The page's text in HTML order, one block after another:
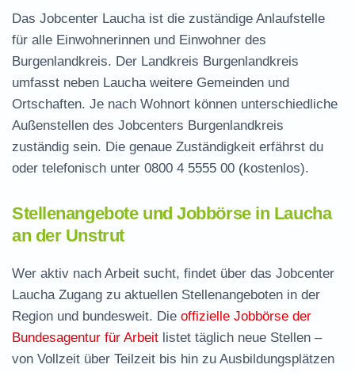
Das Jobcenter Laucha ist die zuständige Anlaufstelle
für alle Einwohnerinnen und Einwohner des
Burgenlandkreis. Der Landkreis Burgenlandkreis
umfasst neben Laucha weitere Gemeinden und
Ortschaften. Je nach Wohnort können unterschiedliche
Außenstellen des Jobcenters Burgenlandkreis
zuständig sein. Die genaue Zuständigkeit erfährst du
oder telefonisch unter 0800 4 5555 00 (kostenlos).
Stellenangebote und Jobbörse in Laucha
an der Unstrut
Wer aktiv nach Arbeit sucht, findet über das Jobcenter
Laucha Zugang zu aktuellen Stellenangeboten in der
Region und bundesweit. Die offizielle Jobbörse der
Bundesagentur für Arbeit listet täglich neue Stellen –
von Vollzeit über Teilzeit bis hin zu Ausbildungsplätzen